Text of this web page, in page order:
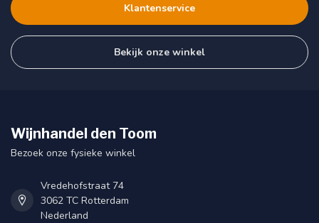
Klantenservice
Bekijk onze winkel
Wijnhandel den Toom
Bezoek onze fysieke winkel
Vredehofstraat 74
3062 TC Rotterdam
Nederland